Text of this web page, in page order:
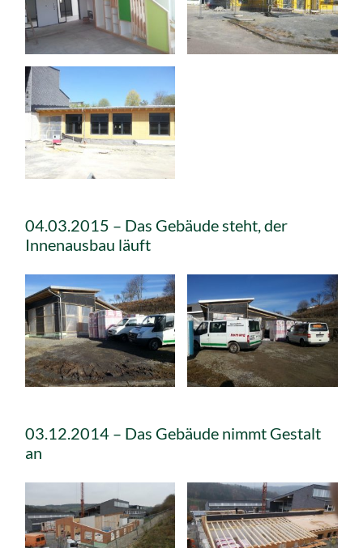
04.03.2015 – Das Gebäude steht, der
Innenausbau läuft
03.12.2014 – Das Gebäude nimmt Gestalt
an